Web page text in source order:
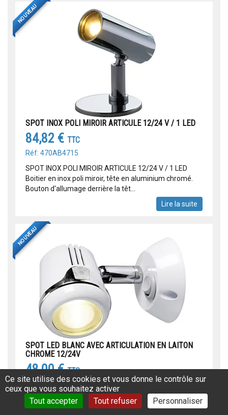
NOUVEAU
SPOT INOX POLI MIROIR ARTICULE 12/24 V / 1 LED
84,82 € TTC
Réf: 470AB4715
SPOT INOX POLI MIROIR ARTICULE 12/24 V / 1 LED
Boitier en inox poli miroir, tête en aluminium chromé.
Bouton d'allumage derrière la têt...
Lire la suite
NOUVEAU
SPOT LED BLANC AVEC ARTICULATION EN LAITON
CHROME 12/24V
48,00 €TTC
Réf: 470EA5728
SPOT LED ARTICULE 12/24 V / 1 LED HD En ABS avec
articulation en laiton chromé Spot pour camping-
Ce site utilise des cookies et vous donne le contrôle sur
ceux que vous souhaitez activer
Tout accepter
Tout refuser Personnaliser